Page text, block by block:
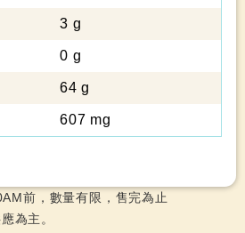
3 g
0 g
64 g
607 mg
前，數量有限，售完為止
為主。